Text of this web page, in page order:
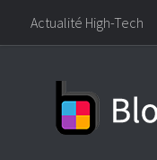
Skip to content
Actualité High-Tech